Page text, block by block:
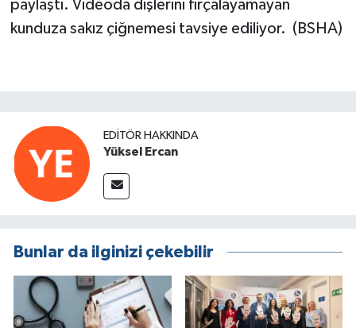
paylaştı. Videoda dişlerini fırçalayamayan
kunduza sakız çiğnemesi tavsiye ediliyor. (BSHA)
EDITÖR HAKKINDA
Yüksel Ercan
Bunlar da ilginizi çekebilir